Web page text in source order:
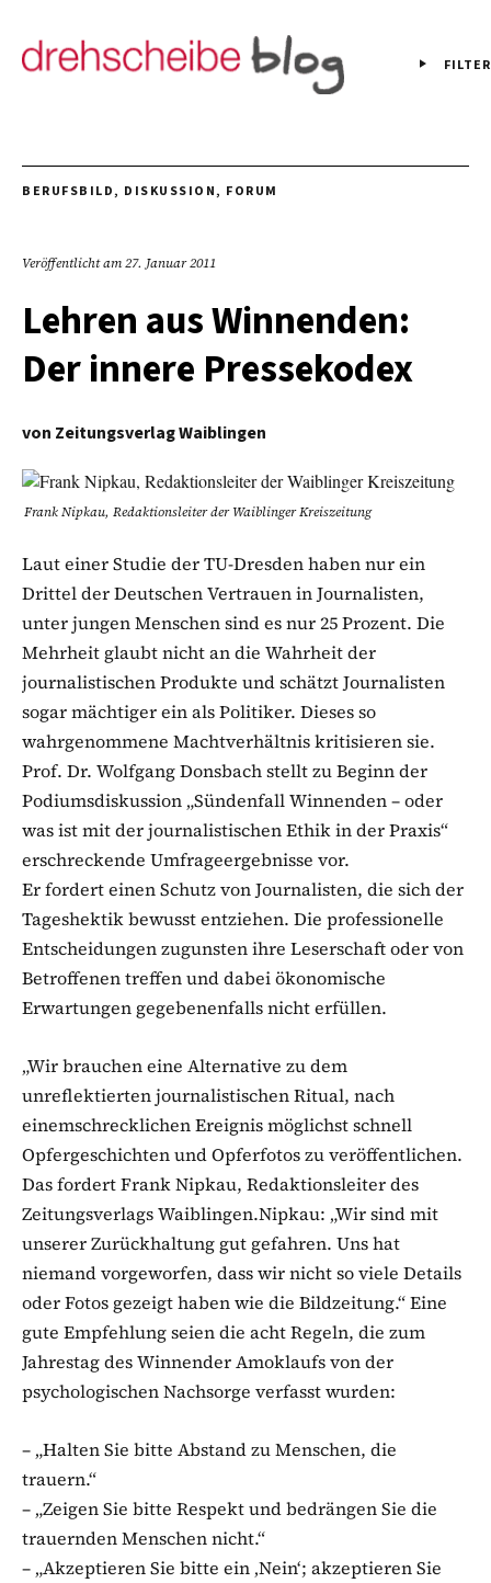
FILTER
BERUFSBILD, DISKUSSION, FORUM
Veröffentlicht am27. Januar 2011
Lehren aus Winnenden:
Der innere Pressekodex
von Zeitungsverlag Waiblingen
Frank Nipkau, Redaktionsleiter der Waiblinger Kreiszeitung
Laut einer Studie der TU-Dresden haben nur ein
Drittel der Deutschen Vertrauen in Journalisten,
unter jungen Menschen sind es nur 25 Prozent. Die
Mehrheit glaubt nicht an die Wahrheit der
journalistischen Produkte und schätzt Journalisten
sogar mächtiger ein als Politiker. Dieses so
wahrgenommene Machtverhältnis kritisieren sie.
Prof. Dr. Wolfgang Donsbach stellt zu Beginn der
Podiumsdiskussion „Sündenfall Winnenden – oder
was ist mit der journalistischen Ethik in der Praxis“
erschreckende Umfrageergebnisse vor.
Er fordert einen Schutz von Journalisten, die sich der
Tageshektik bewusst entziehen. Die professionelle
Entscheidungen zugunsten ihre Leserschaft oder von
Betroffenen treffen und dabei ökonomische
Erwartungen gegebenenfalls nicht erfüllen.
„Wir brauchen eine Alternative zu dem
unreflektierten journalistischen Ritual, nach
einemschrecklichen Ereignis möglichst schnell
Opfergeschichten und Opferfotos zu veröffentlichen.
Das fordert Frank Nipkau, Redaktionsleiter des
Zeitungsverlags Waiblingen.Nipkau: „Wir sind mit
unserer Zurückhaltung gut gefahren. Uns hat
niemand vorgeworfen, dass wir nicht so viele Details
oder Fotos gezeigt haben wie die Bildzeitung.“ Eine
gute Empfehlung seien die acht Regeln, die zum
Jahrestag des Winnender Amoklaufs von der
psychologischen Nachsorge verfasst wurden:
– „Halten Sie bitte Abstand zu Menschen, die
trauern.“
– „Zeigen Sie bitte Respekt und bedrängen Sie die
trauernden Menschen nicht.“
– „Akzeptieren Sie bitte ein ‚Nein‘; akzeptieren Sie